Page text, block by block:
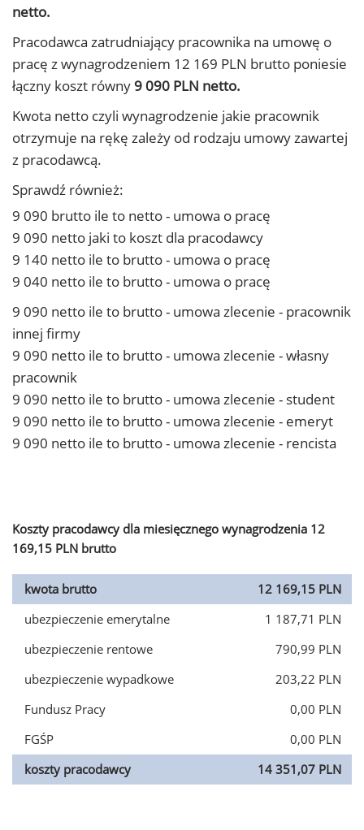
netto.
Pracodawca zatrudniający pracownika na umowę o
pracę z wynagrodzeniem 12 169 PLN brutto poniesie
łączny koszt równy 9 090 PLN netto.
Kwota netto czyli wynagrodzenie jakie pracownik
otrzymuje na rękę zależy od rodzaju umowy zawartej
z pracodawcą.
Sprawdź również:
9 090 brutto ile to netto - umowa o pracę
9 090 netto jaki to koszt dla pracodawcy
9 140 netto ile to brutto - umowa o pracę
9 040 netto ile to brutto - umowa o pracę
9 090 netto ile to brutto - umowa zlecenie - pracownik
innej firmy
9 090 netto ile to brutto - umowa zlecenie - własny
pracownik
9 090 netto ile to brutto - umowa zlecenie - student
9 090 netto ile to brutto - umowa zlecenie - emeryt
9 090 netto ile to brutto - umowa zlecenie - rencista
Koszty pracodawcy dla miesięcznego wynagrodzenia 12
169,15 PLN brutto
kwota brutto
12 169,15 PLN
ubezpieczenie emerytalne
1 187,71 PLN
ubezpieczenie rentowe
790,99 PLN
ubezpieczenie wypadkowe
203,22 PLN
Fundusz Pracy
0,00 PLN
FGŚP
0,00 PLN
koszty pracodawcy
14 351,07 PLN